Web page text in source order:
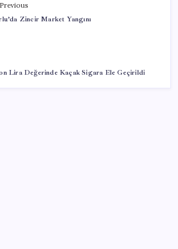
Previous
Zincir Market Yangını
Lira Değerinde Kaçak Sigara Ele Geçirildi